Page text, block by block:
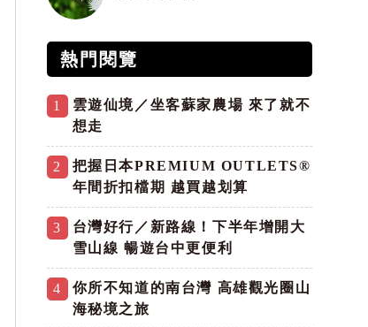
熱門閱覽
1
雲遊仙境／坐客蘇家農場 來了就不
想走
2
把握日本PREMIUM OUTLETS®
年間折扣檔期 越買越划算
3
台灣好行／新路線！下半年增開大
雪山線 暢遊台中更便利
4
你所不知道的南台灣 高雄觀光圈山
海秘境之旅